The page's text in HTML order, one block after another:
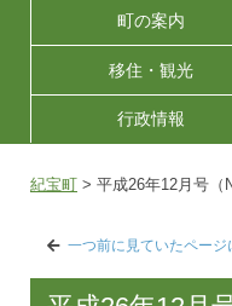
町の案内
移住・観光
行政情報
紀宝町 > 平成26年12月号（
一つ前に見ていたページ